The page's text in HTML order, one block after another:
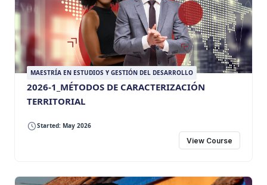
MAESTRÍA EN ESTUDIOS Y GESTIÓN DEL DESARROLLO
2026-1_MÉTODOS DE CARACTERIZACIÓN
TERRITORIAL
Started: May 2026
View Course